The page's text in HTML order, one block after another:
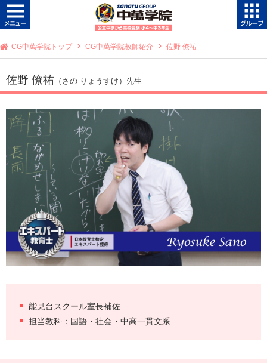
CG中萬学院トップ CG中萬学院教師紹介 佐野 僚祐
佐野 僚祐 （さの りょうすけ）先生
能見台スクール室長補佐
担当教科：国語・社会・中高一貫文系